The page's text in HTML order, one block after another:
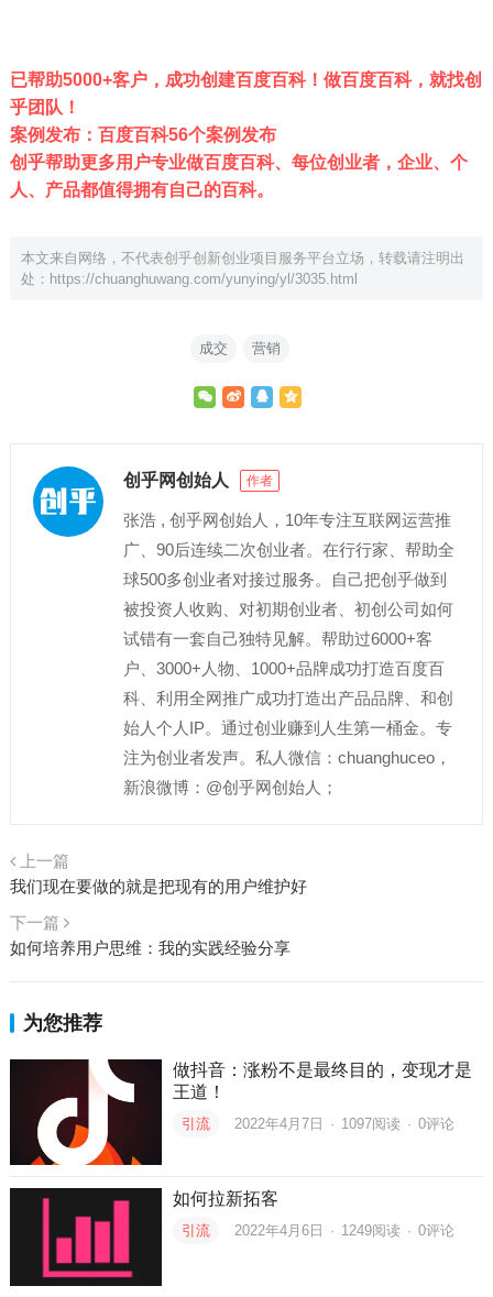
已帮助5000+客户，成功创建百度百科！做百度百科，就找创
乎团队！
案例发布：百度百科56个案例发布
创乎帮助更多用户专业做百度百科、每位创业者，企业、个
人、产品都值得拥有自己的百科。
本文来自网络，不代表创乎创新创业项目服务平台立场，转载请注明出
处： https://chuanghuwang.com/yunying/yl/3035.html
成交 营销
创乎网创始人 作者
张浩 , 创乎网创始人，10年专注互联网运营推
广、90后连续二次创业者。在行行家、帮助全
球500多创业者对接过服务。自己把创乎做到
被投资人收购、对初期创业者、初创公司如何
试错有一套自己独特见解。帮助过6000+客
户、3000+人物、1000+品牌成功打造百度百
科、利用全网推广成功打造出产品品牌、和创
始人个人IP。通过创业赚到人生第一桶金。专
注为创业者发声。私人微信：chuanghuceo，
新浪微博：@创乎网创始人；
上一篇
我们现在要做的就是把现有的用户维护好
下一篇
如何培养用户思维：我的实践经验分享
为您推荐
做抖音：涨粉不是最终目的，变现才是
王道！
引流 2022年4月7日 · 1097阅读 · 0评论
如何拉新拓客
引流 2022年4月6日 · 1249阅读 · 0评论